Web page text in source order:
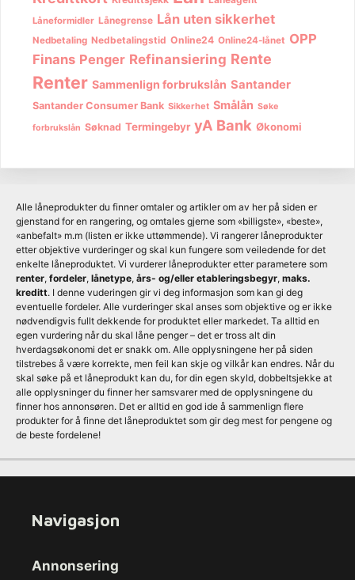
Låneformidler Lånegrense Lån uten sikkerhet
Nedbetaling Nedbetalingstid Online24 Online24-lånet OPP
Finans Penger Refinansiering Rente
Renter Sammenlign forbrukslån Santander
Santander Consumer Bank Sikkerhet Smålån Søke
forbrukslån Søknad Termingebyr yA Bank Økonomi
Alle låneprodukter du finner omtaler og artikler om av her på siden er
gjenstand for en rangering, og omtales gjerne som «billigste», «beste»,
«anbefalt» m.m (listen er ikke uttømmende). Vi rangerer låneprodukter
etter objektive vurderinger og skal kun fungere som veiledende for det
enkelte låneproduktet. Vi vurderer låneprodukter etter parametere som
renter, fordeler, lånetype, års- og/eller etableringsbegyr, maks.
kreditt. I denne vuderingen gir vi deg informasjon som kan gi deg
eventuelle fordeler. Alle vurderinger skal anses som objektive og er ikke
nødvendigvis fullt dekkende for produktet eller markedet. Ta alltid en
egen vurdering når du skal låne penger – det er tross alt din
hverdagsøkonomi det er snakk om. Alle opplysningene her på siden
tilstrebes å være korrekte, men feil kan skje og vilkår kan endres. Når du
skal søke på et låneprodukt kan du, for din egen skyld, dobbeltsjekke at
alle opplysninger du finner her samsvarer med de opplysningene du
finner hos annonsøren. Det er alltid en god ide å sammenlign flere
produkter for å finne det låneproduktet som gir deg mest for pengene og
de beste fordelene!
Navigasjon
Annonsering